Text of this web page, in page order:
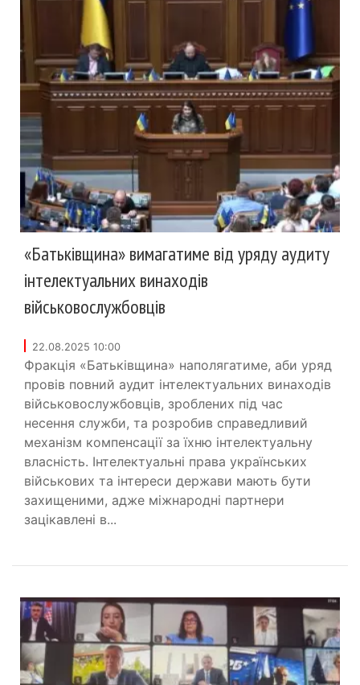
«Батьківщина» вимагатиме від уряду аудиту
інтелектуальних винаходів
військовослужбовців
22.08.2025 10:00
Фракція «Батьківщина» наполягатиме, аби уряд
провів повний аудит інтелектуальних винаходів
військовослужбовців, зроблених під час
несення служби, та розробив справедливий
механізм компенсації за їхню інтелектуальну
власність. Інтелектуальні права українських
військових та інтереси держави мають бути
захищеними, адже міжнародні партнери
зацікавлені в...